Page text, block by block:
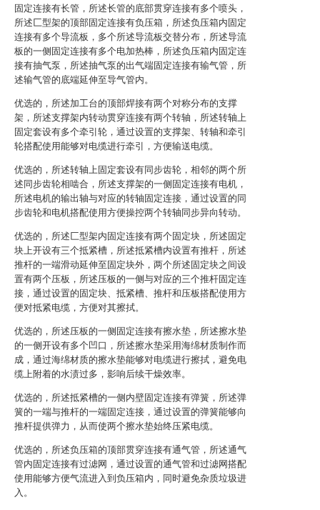
固定连接有长管，所述长管的底部贯穿连接有多个喷头，
所述匚型架的顶部固定连接有负压箱，所述负压箱内固定
连接有多个导流板，多个所述导流板交替分布，所述导流
板的一侧固定连接有多个电加热棒，所述负压箱内固定连
接有抽气泵，所述抽气泵的出气端固定连接有输气管，所
述输气管的底端延伸至导气管内。
优选的，所述加工台的顶部焊接有两个对称分布的支撑
架，所述支撑架内转动贯穿连接有两个转轴，所述转轴上
固定套设有多个牵引轮，通过设置的支撑架、转轴和牵引
轮搭配使用能够对电缆进行牵引，方便输送电缆。
优选的，所述转轴上固定套设有同步齿轮，相邻的两个所
述同步齿轮相啮合，所述支撑架的一侧固定连接有电机，
所述电机的输出轴与对应的转轴固定连接，通过设置的同
步齿轮和电机搭配使用方便操控两个转轴同步异向转动。
优选的，所述匚型架内固定连接有两个固定块，所述固定
块上开设有三个抵紧槽，所述抵紧槽内设置有推杆，所述
推杆的一端滑动延伸至固定块外，两个所述固定块之间设
置有两个压板，所述压板的一侧与对应的三个推杆固定连
接，通过设置的固定块、抵紧槽、推杆和压板搭配使用方
便对抵紧电缆，方便对其擦拭。
优选的，所述压板的一侧固定连接有擦水垫，所述擦水垫
的一侧开设有多个凹口，所述擦水垫采用海绵材质制作而
成，通过海绵材质的擦水垫能够对电缆进行擦拭，避免电
缆上附着的水渍过多，影响后续干燥效率。
优选的，所述抵紧槽的一侧内壁固定连接有弹簧，所述弹
簧的一端与推杆的一端固定连接，通过设置的弹簧能够向
推杆提供弹力，从而使两个擦水垫始终压紧电缆。
优选的，所述负压箱的顶部贯穿连接有通气管，所述通气
管内固定连接有过滤网，通过设置的通气管和过滤网搭配
使用能够方便气流进入到负压箱内，同时避免杂质垃圾进
入。